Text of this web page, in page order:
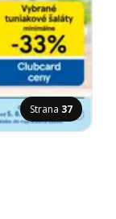
Strana 37